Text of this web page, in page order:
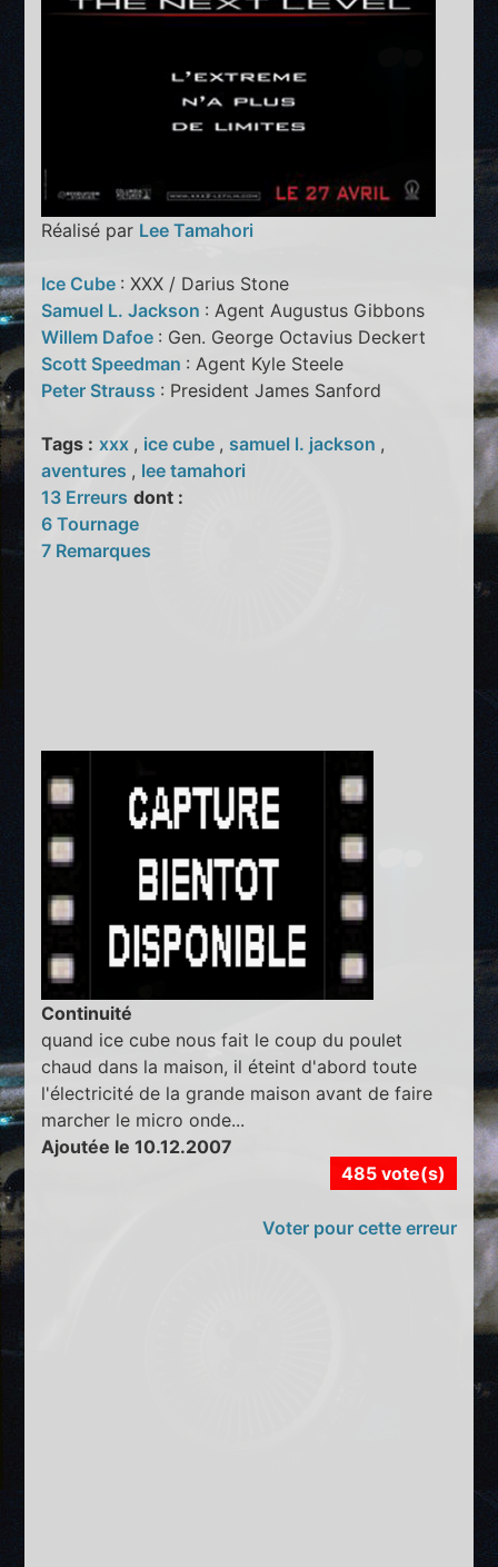
Réalisé par Lee Tamahori
Ice Cube : XXX / Darius Stone
Samuel L. Jackson : Agent Augustus Gibbons
Willem Dafoe : Gen. George Octavius Deckert
Scott Speedman : Agent Kyle Steele
Peter Strauss : President James Sanford
Tags : xxx , ice cube , samuel l. jackson ,
aventures , lee tamahori
13 Erreurs dont :
6 Tournage
7 Remarques
Continuité
quand ice cube nous fait le coup du poulet
chaud dans la maison, il éteint d'abord toute
l'électricité de la grande maison avant de faire
marcher le micro onde...
Ajoutée le 10.12.2007
485 vote(s)
Voter pour cette erreur